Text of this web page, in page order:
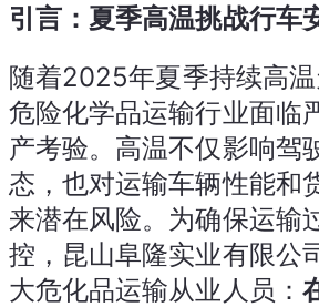
引言：夏季高温挑战行车
随着2025年夏季持续高温
危险化学品运输行业面临
产考验。高温不仅影响驾
态，也对运输车辆性能和
来潜在风险。为确保运输
控，昆山阜隆实业有限公
大危化品运输从业人员：